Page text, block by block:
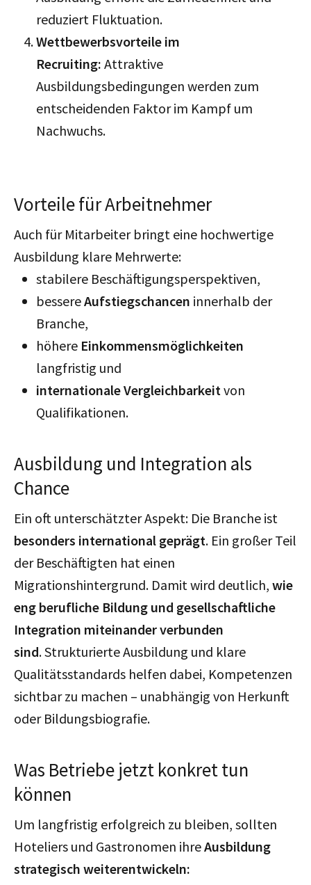
reduziert Fluktuation.
Wettbewerbsvorteile im
Recruiting: Attraktive
Ausbildungsbedingungen werden zum
entscheidenden Faktor im Kampf um
Nachwuchs.
Vorteile für Arbeitnehmer
Auch für Mitarbeiter bringt eine hochwertige
Ausbildung klare Mehrwerte:
stabilere Beschäftigungsperspektiven,
bessereAufstiegschancen innerhalb der
Branche,
höhere Einkommensmöglichkeiten
langfristig und
internationale Vergleichbarkeit von
Qualifikationen.
Ausbildung und Integration als
Chance
Ein oft unterschätzter Aspekt: Die Branche ist
besonders international geprägt. Ein großer Teil
der Beschäftigten hat einen
Migrationshintergrund. Damit wird deutlich, wie
eng berufliche Bildung und gesellschaftliche
Integration miteinander verbunden
sind. Strukturierte Ausbildung und klare
Qualitätsstandards helfen dabei, Kompetenzen
sichtbar zu machen – unabhängig von Herkunft
oder Bildungsbiografie.
Was Betriebe jetzt konkret tun
können
Um langfristig erfolgreich zu bleiben, sollten
Hoteliers und Gastronomen ihreAusbildung
strategisch weiterentwickeln: